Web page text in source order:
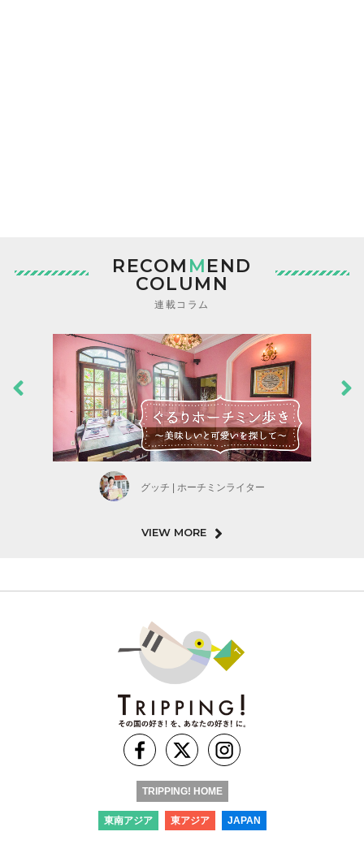
RECOM MEND
COLUMN
連載コラム
グッチ | ホーチミンライター
VIEW MORE
TRIPPING! HOME
東南アジア 東アジア JAPAN